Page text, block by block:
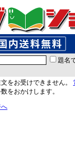
題名
をお受けできません。
をおかけします。
へ